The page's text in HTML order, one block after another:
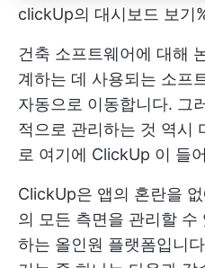
clickUp의 대시보드 보기
건축 소프트웨어에 대해
계하는 데 사용되는 소프
자동으로 이동합니다. 그
적으로 관리하는 것 역시
로 여기에 ClickUp 이 들
ClickUp은 앱의 혼란을
의 모든 측면을 관리할
하는 올인원 플랫폼입니